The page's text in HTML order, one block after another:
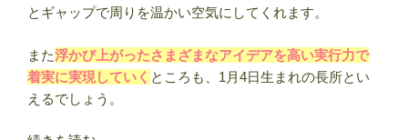
とギャップで周りを温かい空気にしてくれます。
また浮かび上がったさまざまなアイデアを高い実行力で
着実に実現していく ところも、1月4日生まれの長所とい
えるでしょう。